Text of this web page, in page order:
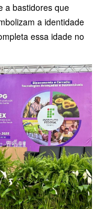
a bastidores que
a identidade
essa idade no